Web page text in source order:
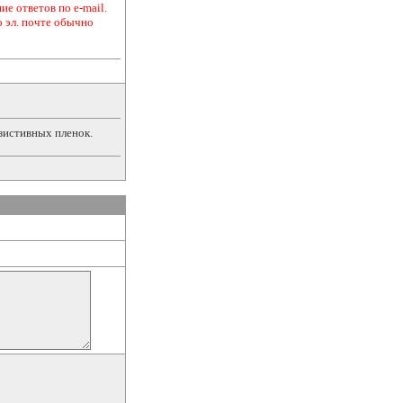
ответов по e-mail.
эл. почте обычно
пленок.